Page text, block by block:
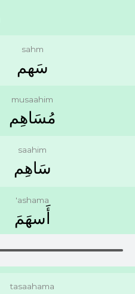
sahm
ﺳَﻬﻢ
musaahim
ﻣُﺴَﺎﻫِﻢ
saahim
ﺳَﺎﻫِﻢ
'ashama
ﺃَﺳﻬَﻢَ
tasaahama